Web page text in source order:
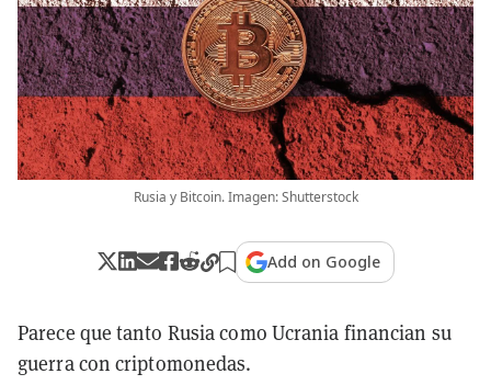
Rusia y Bitcoin. Imagen: Shutterstock
Add on Google
Parece que tanto Rusia como Ucrania financian su
guerra con criptomonedas.